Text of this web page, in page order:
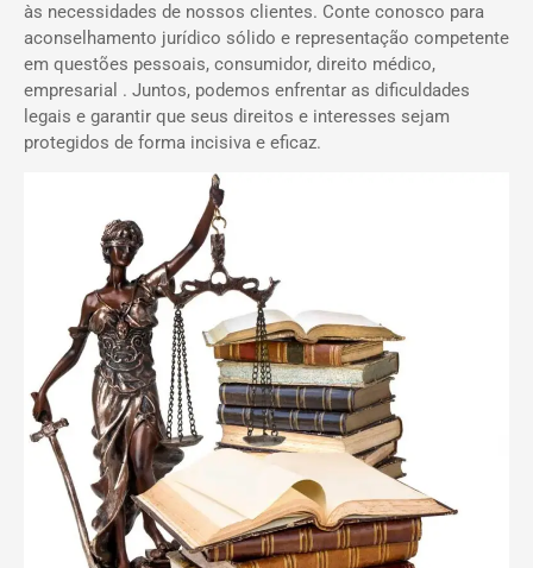
às necessidades de nossos clientes. Conte conosco para
aconselhamento jurídico sólido e representação competente
em questões pessoais, consumidor, direito médico,
empresarial . Juntos, podemos enfrentar as dificuldades
legais e garantir que seus direitos e interesses sejam
protegidos de forma incisiva e eficaz.